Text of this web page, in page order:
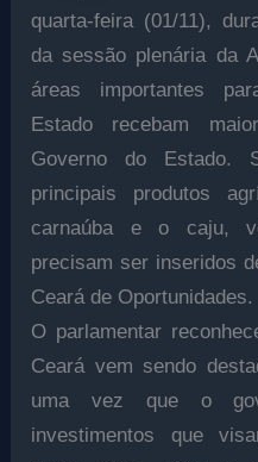
quarta-feira (01/11),
da sessão plenária da
áreas importantes
Estado recebam
Governo do Estado.
principais produtos
carnaúba e o caju,
precisam ser inseridos
Ceará de Oportunidades.
O parlamentar
Ceará vem sendo
uma vez que o
investimentos que